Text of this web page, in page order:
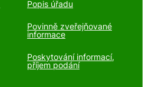
Popis úřadu
Povinně zveřejňované
informace
Poskytování informací,
příjem podání